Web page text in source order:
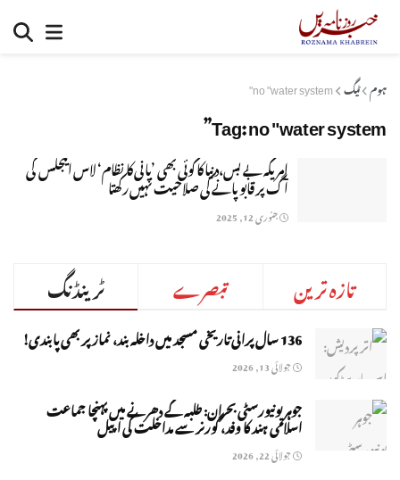
ہوم ٹیگ no "water system"
Tag:no "water system”
امریکہ بے بس،دنیا کا کوئی بھی ’پانی کا نظام‘ لاس اینجلس کی
آگ پر قابو پانے کی صلاحیت نہیں رکھتا
جنوری 12, 2025
ٹرینڈنگ تبصرے تازہ ترین
136 سال پرانی تاریخی مسجد میں داخلہ بند، نماز پر بھی پابندی!
جولائی 13, 2026
جوہر یونیورسٹی بحران: طلبہ کے دھرنے میں پہنچا جماعت
اسلامی ہند کا وفد، گورنر سے مداخلت کی اپیل
جولائی 22, 2026